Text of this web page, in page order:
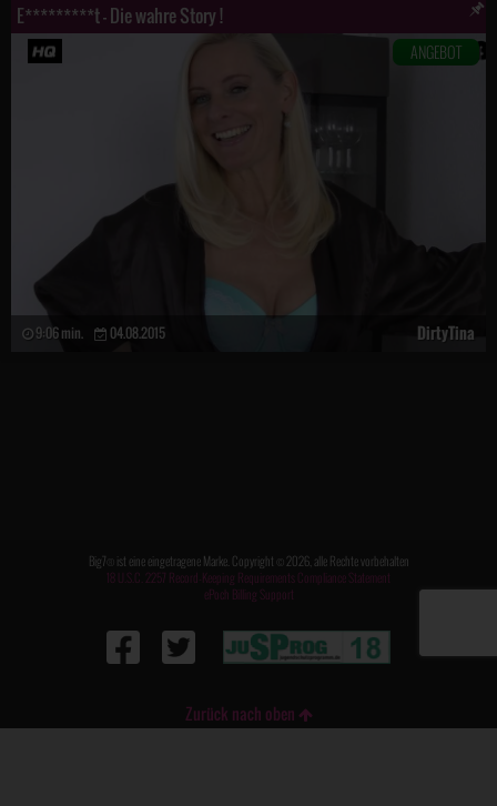
E*********t – Die wahre Story !
ANGEBOT
9:06 min. 04.08.2015 DirtyTina
Big7® ist eine eingetragene Marke. Copyright © 2026, alle Rechte vorbehalten
18 U.S.C. 2257 Record-Keeping Requirements Compliance Statement
ePoch Billing Support
Zurück nach oben